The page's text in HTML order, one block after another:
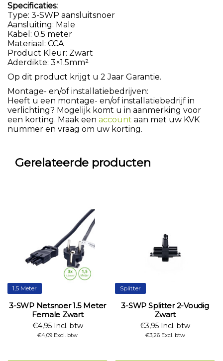
Specificaties:
Type: 3-SWP aansluitsnoer
Aansluiting: Male
Kabel: 0.5 meter
Materiaal: CCA
Product Kleur: Zwart
Aderdikte: 3×1.5mm²
Op dit product krijgt u 2 Jaar Garantie.
Montage- en/of installatiebedrijven:
Heeft u een montage- en/of installatiebedrijf in
verlichting? Mogelijk komt u in aanmerking voor
een korting. Maak een account aan met uw KVK
nummer en vraag om uw korting.
Gerelateerde producten
1,5 Meter
3-SWP Netsnoer 1.5 Meter
Female Zwart
€4,95 Incl. btw
€4,09 Excl. btw
Splitter
3-SWP Splitter 2-Voudig
Zwart
€3,95 Incl. btw
€3,26 Excl. btw